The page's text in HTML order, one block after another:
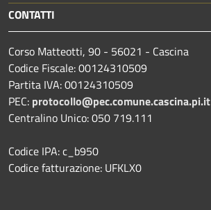
CONTATTI
Corso Matteotti, 90 - 56021 - Cascina
Codice Fiscale: 00124310509
Partita IVA: 00124310509
PEC: protocollo@pec.comune.cascina.pi.it
Centralino Unico: 050 719.111
Codice IPA: c_b950
Codice fatturazione: UFKLX0